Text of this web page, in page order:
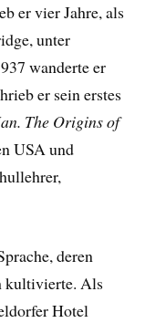
er vier Jahre, als
unter
wanderte er
er sein erstes
The Origins of
USA und
deren
kultivierte. Als
Hotel